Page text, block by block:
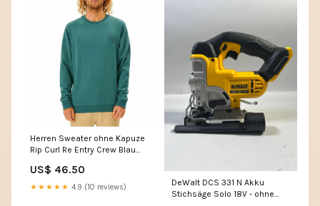
Herren Sweater ohne Kapuze
Rip Curl Re Entry Crew Blau
US$ 46.50
★★★★★ 4.9 (10 reviews)
DeWalt DCS 331 N Akku
Stichsäge Solo 18V - ohne